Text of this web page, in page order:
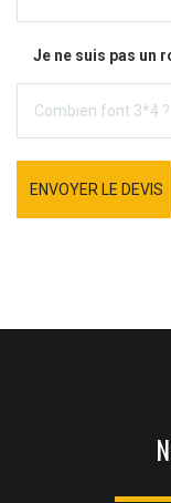
Je ne suis pas un
ENVOYER LE DEVIS